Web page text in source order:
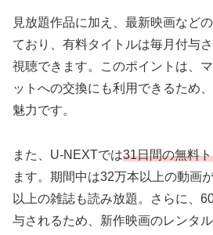
見放題作品に加え、最新映画など
ており、有料タイトルは毎月付与
視聴できます。このポイントは、
ットへの交換にも利用できるため
魅力です。
また、U-NEXTでは31日間の無料
ます。期間中は32万本以上の動画
以上の雑誌も読み放題。さらに、
与されるため、新作映画のレンタ